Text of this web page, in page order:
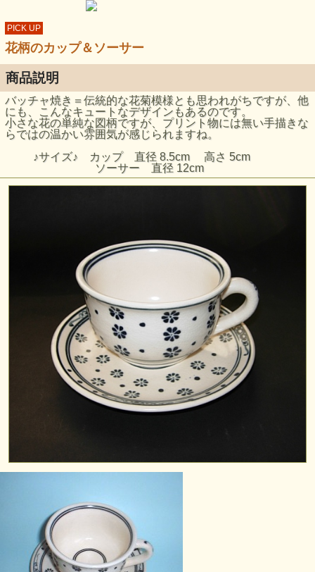
PICK UP
花柄のカップ＆ソーサー
商品説明
バッチャ焼き＝伝統的な花菊模様とも思われがちですが、他
にも、こんなキュートなデザインもあるのです。
小さな花の単純な図柄ですが、プリント物には無い手描きな
らではの温かい雰囲気が感じられますね。
♪サイズ♪ カップ 直径 8.5cm 高さ 5cm
ソーサー 直径 12cm